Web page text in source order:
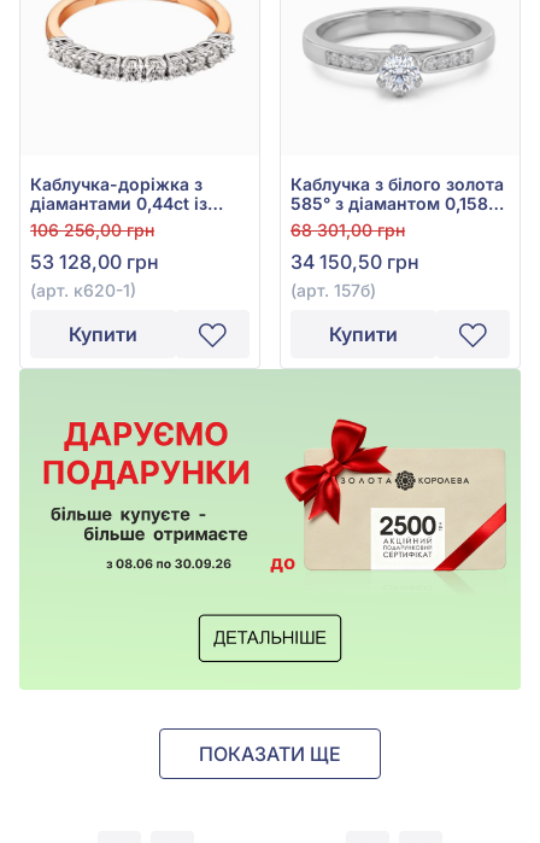
Каблучка-доріжка з
діамантами 0,44ct із
червоного золота 585°,
арт. к620-1
106 256,00 грн
53 128,00 грн
(арт. к620-1)
Купити
Каблучка з білого золота
585° з діамантом 0,158ct,
арт. 157б
68 301,00 грн
34 150,50 грн
(арт. 157б)
Купити
ПОКАЗАТИ ЩЕ